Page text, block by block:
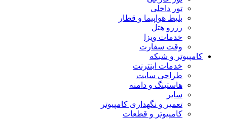
تور داخلی
بلیط هواپیما و قطار
رزرو هتل
خدمات ویزا
وقت سفارت
کامپیوتر و شبکه
خدمات اینترنت
طراحی سایت
هاستینگ و دامنه
سایر
تعمیر و نگهداری کامپیوتر
کامپیوتر و قطعات